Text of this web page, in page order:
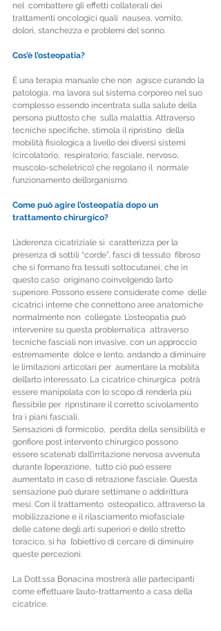
nel  combattere gli effetti collaterali dei
trattamenti oncologici quali  nausea, vomito,
dolori, stanchezza e problemi del sonno.
Cos’è l’osteopatia?
È una terapia manuale che non  agisce curando la
patologia, ma lavora sul sistema corporeo nel suo
complesso essendo incentrata sulla salute della
persona piuttosto che  sulla malattia. Attraverso
tecniche specifiche, stimola il ripristino  della
mobilità fisiologica a livello dei diversi sistemi
(circolatorio,  respiratorio, fasciale, nervoso,
muscolo-scheletrico) che regolano il  normale
funzionamento dell’organismo.
Come può agire l’osteopatia dopo un
trattamento chirurgico?
L’aderenza cicatriziale si  caratterizza per la
presenza di sottili “corde”, fasci di tessuto  fibroso
che si formano fra tessuti sottocutanei, che in
questo caso  originano coinvolgendo l’arto
superiore. Possono essere considerate come  delle
cicatrici interne che connettono aree anatomiche
normalmente non  collegate. L’osteopatia può
intervenire su questa problematica  attraverso
tecniche fasciali non invasive, con un approccio
estremamente  dolce e lento, andando a diminuire
le limitazioni articolari per  aumentare la mobilità
dell’arto interessato. La cicatrice chirurgica  potrà
essere manipolata con lo scopo di renderla più
flessibile per  ripristinare il corretto scivolamento
tra i piani fasciali.
Sensazioni di formicolio,  perdita della sensibilità e
gonfiore post intervento chirurgico possono
essere scatenati dall’irritazione nervosa avvenuta
durante l’operazione,  tutto ciò può essere
aumentato in caso di retrazione fasciale. Questa
sensazione può durare settimane o addirittura
mesi. Con il trattamento  osteopatico, attraverso la
mobilizzazione e il rilasciamento miofasciale
delle catene degli arti superiori e dello stretto
toracico, si ha  l’obiettivo di cercare di diminuire
queste percezioni.
La Dott.ssa Bonacina mostrerà alle partecipanti
come effettuare l’auto-trattamento a casa della
cicatrice.